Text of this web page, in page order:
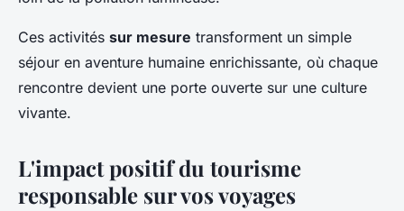
Ces activités sur mesure transforment un simple
séjour en aventure humaine enrichissante, où chaque
rencontre devient une porte ouverte sur une culture
vivante.
L'impact positif du tourisme
responsable sur vos voyages